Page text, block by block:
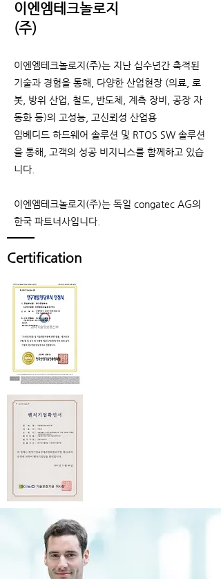
이엔엠테크놀로지
(주)
이엔엠테크놀로지(주)는 지난 십수년간 축적된
기술과 경험을 통해, 다양한 산업현장 (의료, 로
봇, 방위 산업, 철도, 반도체, 계측 장비, 공장 자
동화 등)의 고성능, 고신뢰성 산업용
임베디드 하드웨어 솔루션 및 RTOS SW 솔루션
을 통해, 고객의 성공 비지니스를 함께하고 있습
니다.
​이엔엠테크놀로지(주)는 독일 congatec AG의
한국 파트너사입니다.
Certification